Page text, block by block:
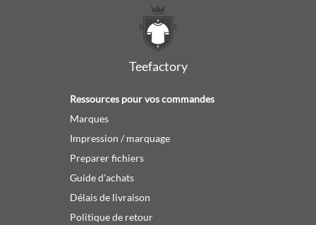
Teefactory
Ressources pour vos commandes
Marques
Impression / marquage
Preparer fichiers
Guide d'achats
Délais de livraison
Politique de retour